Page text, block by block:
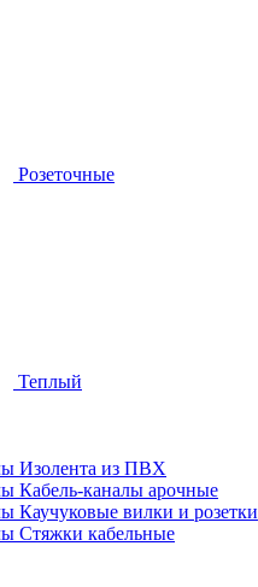
Розеточные
Теплый
Изолента из ПВХ
Кабель-каналы арочные
Каучуковые вилки и розетки
Стяжки кабельные